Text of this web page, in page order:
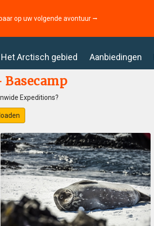
op uw volgende avontuur ⭢
Het Arctisch gebied Aanbiedingen
Expeditions?